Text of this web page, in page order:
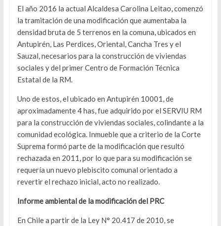
El año 2016 la actual Alcaldesa Carolina Leitao, comenzó
la tramitación de una modificación que aumentaba la
densidad bruta de 5 terrenos en la comuna, ubicados en
Antupirén, Las Perdices, Oriental, Cancha Tres y el
Sauzal, necesarios para la construcción de viviendas
sociales y del primer Centro de Formación Técnica
Estatal de la RM.
Uno de estos, el ubicado en Antupirén 10001, de
aproximadamente 4 has, fue adquirido por el SERVIU RM
para la construcción de viviendas sociales, colindante a la
comunidad ecológica. Inmueble que a criterio de la Corte
Suprema formó parte de la modificación que resultó
rechazada en 2011, por lo que para su modificación se
requería un nuevo plebiscito comunal orientado a
revertir el rechazo inicial, acto no realizado.
Informe ambiental de la modificación del PRC
En Chile a partir de la Ley N° 20.417 de 2010, se